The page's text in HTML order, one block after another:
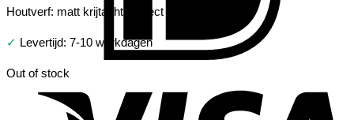
Houtverf: matt krijtachtig effect
✓ Levertijd: 7-10 werkdagen
Out of stock